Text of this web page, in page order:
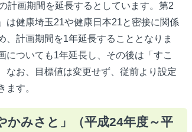
計画期間を延長するとしています。第2
は健康埼玉21や健康日本21と密接に関係
、計画期間を1年延長することとなりま
についても1年延長し、その後は「すこ
なお、目標値は変更せず、従前より設定
ます。
かみさと」（平成24年度～平